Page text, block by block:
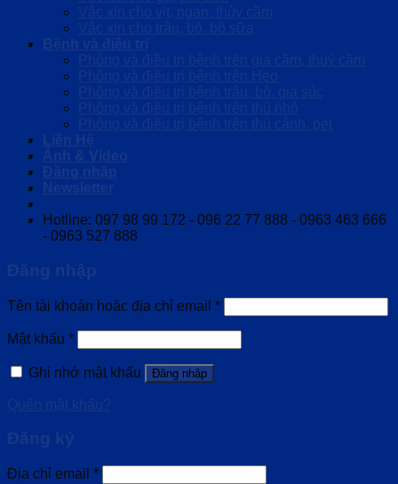
Vắc xin cho vịt, ngan, thủy cầm
Vắc xin cho trâu, bò, bò sữa
Bệnh và điều trị
Phòng và điều trị bệnh trên gia cầm, thuỷ cầm
Phòng và điều trị bệnh trên Heo
Phòng và điều trị bệnh trâu, bò, gia súc
Phòng và điều trị bệnh trên thú nhỏ
Phòng và điều trị bệnh trên thú cảnh, pet
Liên Hệ
Ảnh & Video
Đăng nhập
Newsletter
Hotline: 097 98 99 172 - 096 22 77 888 - 0963 463 666
- 0963 527 888
Đăng nhập
Tên tài khoản hoặc địa chỉ email *
Mật khẩu *
Ghi nhớ mật khẩu Đăng nhập
Quên mật khẩu?
Đăng ký
Địa chỉ email *